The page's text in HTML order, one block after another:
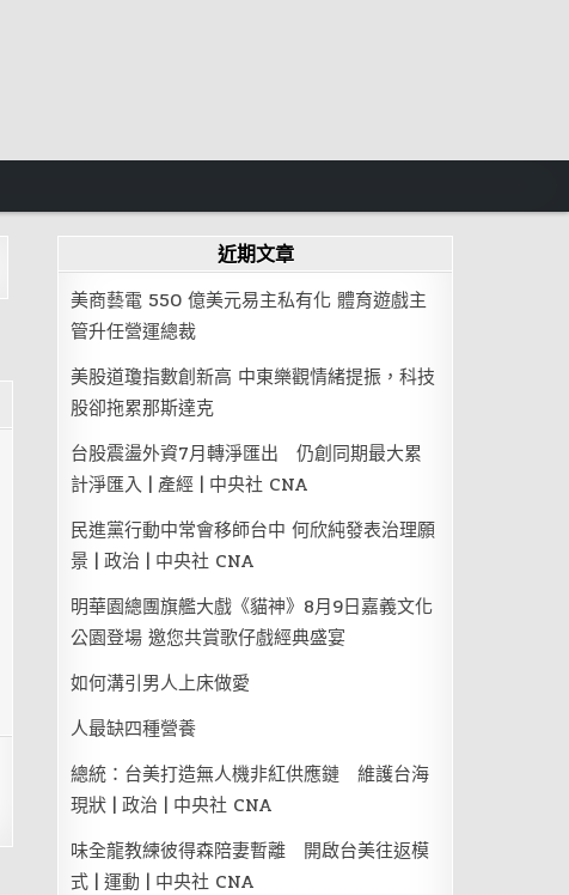
近期文章
美商藝電 550 億美元易主私有化 體育遊戲主
管升任營運總裁
美股道瓊指數創新高 中東樂觀情緒提振，科技
股卻拖累那斯達克
台股震盪外資7月轉淨匯出 仍創同期最大累
計淨匯入 | 產經 | 中央社 CNA
民進黨行動中常會移師台中 何欣純發表治理願
景 | 政治 | 中央社 CNA
明華園總團旗艦大戲《貓神》8月9日嘉義文化
公園登場 邀您共賞歌仔戲經典盛宴
如何溝引男人上床做愛
人最缺四種營養
總統：台美打造無人機非紅供應鏈 維護台海
現狀 | 政治 | 中央社 CNA
味全龍教練彼得森陪妻暫離 開啟台美往返模
式 | 運動 | 中央社 CNA